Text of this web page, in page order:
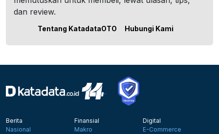
dan review.
Tentang KatadataOTO Hubungi Kami
Berita
Nasional
Finansial
Makro
Digital
E-Commerce